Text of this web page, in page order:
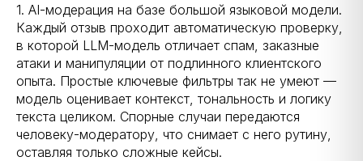
1. AI-модерация на базе большой языковой модели.
Каждый отзыв проходит автоматическую проверку,
в которой LLM-модель отличает спам, заказные
атаки и манипуляции от подлинного клиентского
опыта. Простые ключевые фильтры так не умеют —
модель оценивает контекст, тональность и логику
текста целиком. Спорные случаи передаются
человеку-модератору, что снимает с него рутину,
оставляя только сложные кейсы.